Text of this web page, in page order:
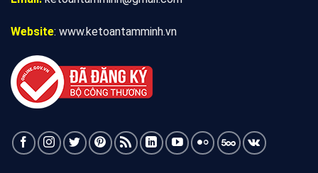
Website: www.ketoantamminh.vn